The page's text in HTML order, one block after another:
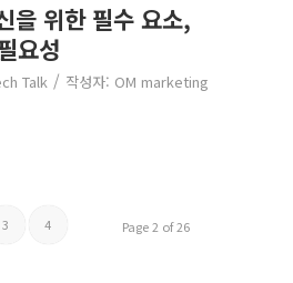
을 위한 필수 요소,
요성
Talk / 작성자: OM marketing
Page 2 of 26
3 4